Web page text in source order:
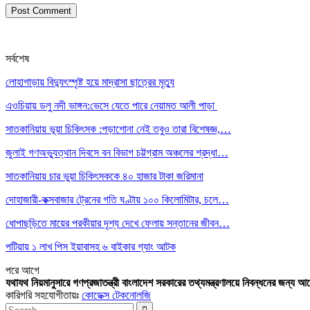
সর্বশেষ
লোহাগাড়ায় বিদ্যুৎস্পৃষ্ট হয়ে মাদ্রাসা ছাত্রের মৃত্যু
এওচিয়ায় ডলু নদী ভাঙ্গন:ভেসে যেতে পারে নেয়ামত আলী পাড়া
সাতকানিয়ায় ভূয়া চিকিৎসক :পড়াশোনা নেই তবুও তারা বিশেষজ্ঞ,…
জুলাই গণঅভ্যুত্থান দিবসে বন বিভাগ চট্টগ্রাম অঞ্চলের শ্রদ্ধা…
সাতকানিয়ায় চার ভুয়া চিকিৎসককে ৪০ হাজার টাকা জরিমানা
দোহাজারী-কক্সবাজার ট্রেনের গতি ঘণ্টায় ১০০ কিলোমিটার, চলে…
ধোপাছড়িতে মায়ের পরকীয়ার দৃশ্য দেখে ফেলায় সন্তানের জীবন…
পটিয়ায় ১ লাখ পিস ইয়াবাসহ ৬ বাইকার গ্যাং আটক
পরেআগে
যথাযথ নিয়মানুসারে গণপ্রজাতন্ত্রী বাংলাদেশ সরকারের তথ্যমন্ত্রণালয়ে নিবন্ধনের জন্য
কারিগরি সহযোগীতায়ঃ কোডেক্স টেকনোলজি